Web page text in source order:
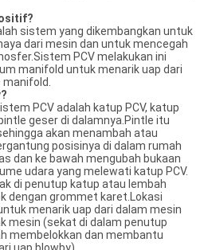
?
sistem yang dikembangkan untuk
dari mesin dan untuk mencegah
PCV melakukan ini
manifold untuk menarik uap dari
manifold.
PCV adalah katup PCV, katup
geser di dalamnya.Pintle itu
akan menambah atau
posisinya di dalam rumah
dan ke bawah mengubah bukaan
udara yang melewati katup PCV.
di penutup katup atau lembah
dengan grommet karet.Lokasi
menarik uap dari dalam mesin
mesin (sekat di dalam penutup
membelokkan dan membantu